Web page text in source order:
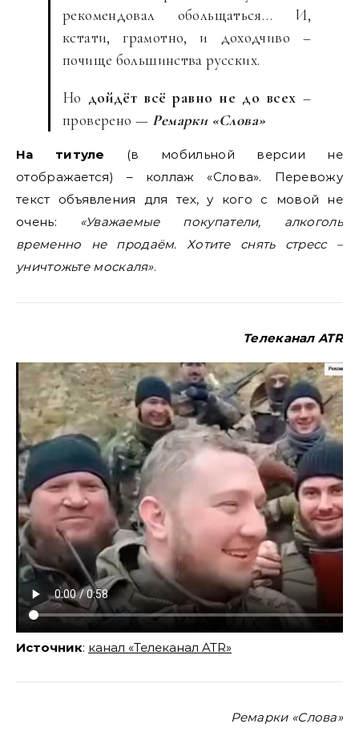
рекомендовал обольщаться… И,
кстати, грамотно, и доходчиво –
почище большинства русских.
Но дойдёт всё равно не до всех –
проверено — Ремарки «Слова»
На титуле (в мобильной версии не
отображается) – коллаж «Слова». Перевожу
текст объявления для тех, у кого с мовой не
очень:
«Уважаемые покупатели, алкоголь
временно не продаём. Хотите снять стресс –
уничтожьте москаля».
Телеканал ATR
Источник: канал «Телеканал ATR»
Ремарки «Слова»